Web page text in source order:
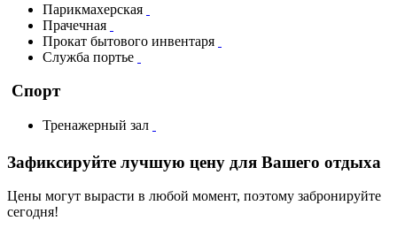
Парикмахерская
Прачечная
Прокат бытового инвентаря
Служба портье
Спорт
Тренажерный зал
Зафиксируйте лучшую цену для Вашего отдыха
Цены могут вырасти в любой момент, поэтому забронируйте
сегодня!